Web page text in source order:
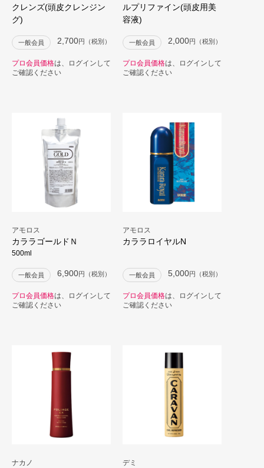
クレンズ(頭皮クレンジン
グ)
一般会員 2,700円（税別）
プロ会員価格は、ログインして
ご確認ください
ルプリファイン(頭皮用美
容液)
一般会員 2,000円（税別）
プロ会員価格は、ログインして
ご確認ください
アモロス
カララゴールドＮ
500ml
一般会員 6,900円（税別）
プロ会員価格は、ログインして
ご確認ください
アモロス
カララロイヤルN
一般会員 5,000円（税別）
プロ会員価格は、ログインして
ご確認ください
ナカノ デミ